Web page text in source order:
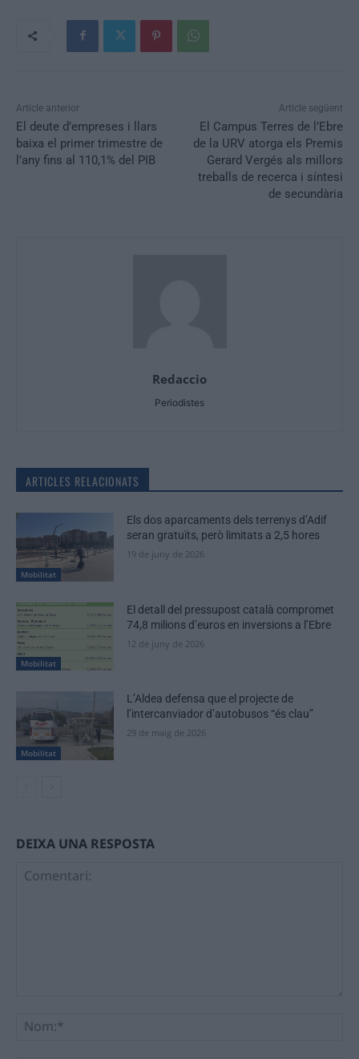
Article anterior
El deute d’empreses i llars
baixa el primer trimestre de
l’any fins al 110,1% del PIB
Article següent
El Campus Terres de l’Ebre
de la URV atorga els Premis
Gerard Vergés als millors
treballs de recerca i síntesi
de secundària
Redaccio
Periodistes
ARTICLES RELACIONATS
Mobilitat
Els dos aparcaments dels terrenys d’Adif
seran gratuïts, però limitats a 2,5 hores
19 de juny de 2026
Mobilitat
El detall del pressupost català compromet
74,8 milions d’euros en inversions a l’Ebre
12 de juny de 2026
Mobilitat
L’Aldea defensa que el projecte de
l’intercanviador d’autobusos “és clau”
29 de maig de 2026
DEIXA UNA RESPOSTA